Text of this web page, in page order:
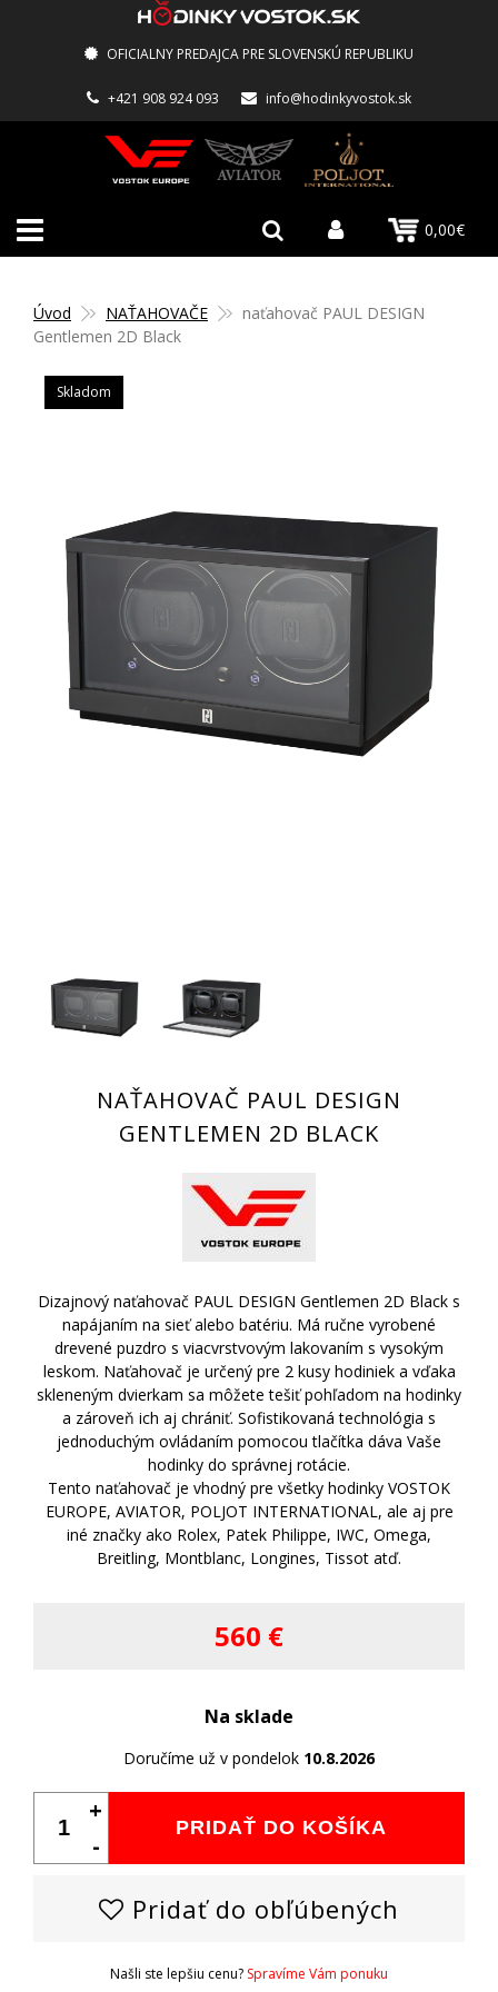
OFICIALNY PREDAJCA PRE SLOVENSKÚ REPUBLIKU
+421 908 924 093 info@hodinkyvostok.sk
0,00€
Úvod NAŤAHOVAČE
naťahovač PAUL DESIGN
Gentlemen 2D Black
Skladom
NAŤAHOVAČ PAUL DESIGN
GENTLEMEN 2D BLACK
Dizajnový naťahovač PAUL DESIGN Gentlemen 2D Black s
napájaním na sieť alebo batériu. Má ručne vyrobené
drevené puzdro s viacvrstvovým lakovaním s vysokým
leskom. Naťahovač je určený pre 2 kusy hodiniek a vďaka
skleneným dvierkam sa môžete tešiť pohľadom na hodinky
a zároveň ich aj chrániť. Sofistikovaná technológia s
jednoduchým ovládaním pomocou tlačítka dáva Vaše
hodinky do správnej rotácie.
Tento naťahovač je vhodný pre všetky hodinky VOSTOK
EUROPE, AVIATOR, POLJOT INTERNATIONAL, ale aj pre
iné značky ako Rolex, Patek Philippe, IWC, Omega,
Breitling, Montblanc, Longines, Tissot atď.
560 €
Na sklade
Doručíme už v pondelok 10.8.2026
PRIDAŤ DO KOŠÍKA
+
-
Pridať do obľúbených
Našli ste lepšiu cenu? Spravíme Vám ponuku